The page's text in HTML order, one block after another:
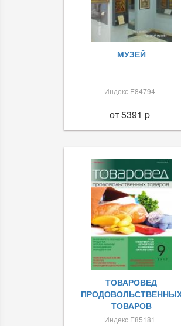
МУЗЕЙ
Индекс Е84794
от 5391 p
ТОВАРОВЕД
ТОВАРОВ
Индекс Е85181